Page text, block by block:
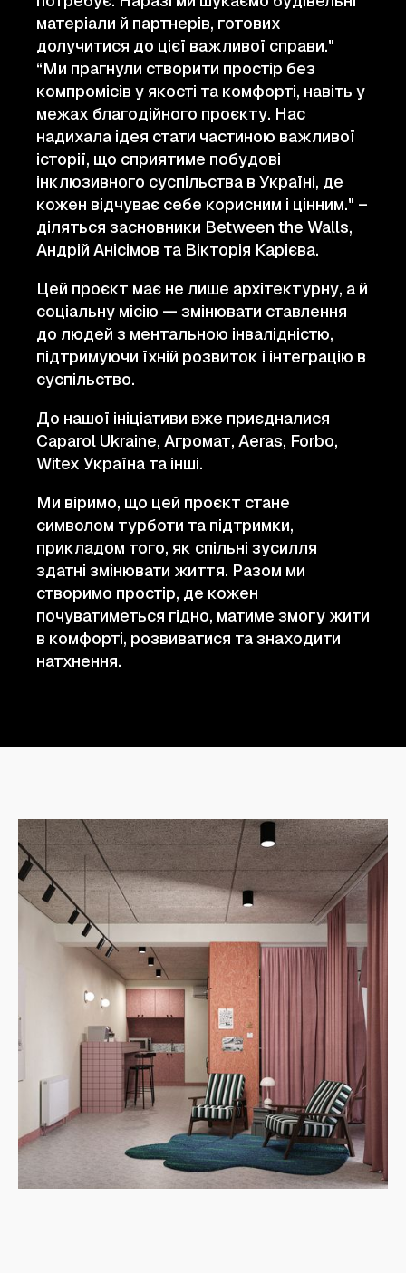
матеріали й партнерів, готових
долучитися до цієї важливої справи."
“Ми прагнули створити простір без
компромісів у якості та комфорті, навіть у
межах благодійного проєкту. Нас
надихала ідея стати частиною важливої
історії, що сприятиме побудові
інклюзивного суспільства в Україні, де
кожен відчуває себе корисним і цінним." –
діляться засновники Between the Walls,
Андрій Анісімов та Вікторія Карієва.
Цей проєкт має не лише архітектурну, а й
соціальну місію — змінювати ставлення
до людей з ментальною інвалідністю,
підтримуючи їхній розвиток і інтеграцію в
суспільство.
До нашої ініціативи вже приєдналися
Caparol Ukraine, Агромат, Aeras, Forbo,
Witex Україна та інші.
Ми віримо, що цей проєкт стане
символом турботи та підтримки,
прикладом того, як спільні зусилля
здатні змінювати життя. Разом ми
створимо простір, де кожен
почуватиметься гідно, матиме змогу жити
в комфорті, розвиватися та знаходити
натхнення.